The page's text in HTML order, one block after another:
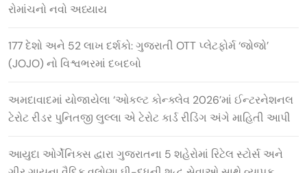
રોમાંચનો નવો અધ્યાય
177 દેશો અને 52 લાખ દર્શકો: ગુજરાતી OTT પ્લેટફોર્મ ‘જોજો’
(JOJO) નો વિશ્વભરમાં દબદબો
અમદાવાદમાં યોજાયેલા ‘ઓકલ્ટ કોન્ક્લેવ 2026’માં ઈન્ટરનેશનલ
ટેરોટ રીડર પુનિતજી લુલ્લા એ ટેરોટ કાર્ડ રીડિંગ અંગે માહિતી આપી
આયુદા ઓર્ગેનિક્સ દ્વારા ગુજરાતના 5 શહેરોમાં રિટેલ સ્ટોર્સ અને